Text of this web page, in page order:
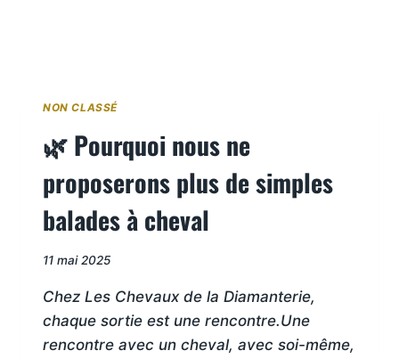
NON CLASSÉ
🌿 Pourquoi nous ne
proposerons plus de simples
balades à cheval
Par
11 mai 2025
Chez Les Chevaux de la Diamanterie,
chaque sortie est une rencontre.Une
rencontre avec un cheval, avec soi-même,